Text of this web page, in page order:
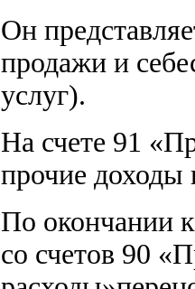
Он
продажи и
услуг).
На счете 91
прочие доходы
По окончании
со счетов 90